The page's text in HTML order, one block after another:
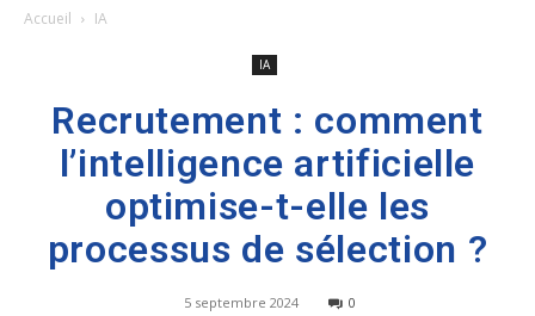
Accueil IA
IA
Recrutement : comment
l’intelligence artificielle
optimise-t-elle les
processus de sélection ?
5 septembre 2024 0